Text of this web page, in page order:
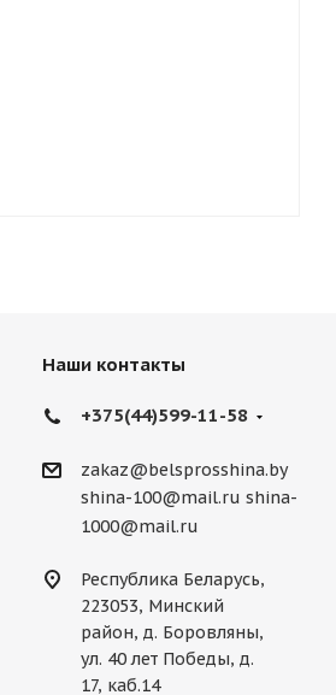
Наши контакты
+375(44)599-11-58
zakaz@belsprosshina.by
shina-100@mail.ru shina-
1000@mail.ru
Республика Беларусь,
223053, Минский
район, д. Боровляны,
ул. 40 лет Победы, д.
17, каб.14